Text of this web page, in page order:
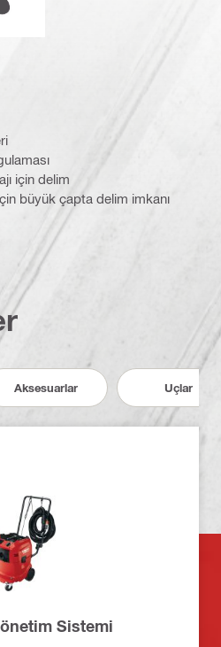
için delim
büyük çapta delim imkanı
Aksesuarlar Uçlar
Sistemi